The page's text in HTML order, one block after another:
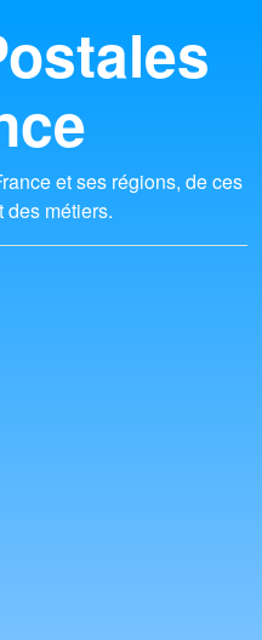
et ses régions, de ces
des métiers.